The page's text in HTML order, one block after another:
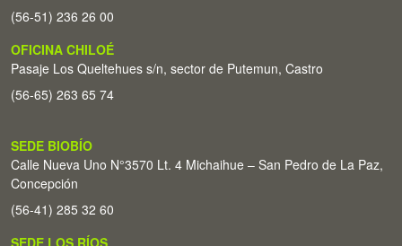
(56-51) 236 26 00
OFICINA CHILOÉ
Pasaje Los Queltehues s/n, sector de Putemun, Castro
(56-65) 263 65 74
SEDE BIOBÍO
Calle Nueva Uno N°3570 Lt. 4 Michaihue – San Pedro de La Paz,
Concepción
(56-41) 285 32 60
SEDE LOS RÍOS